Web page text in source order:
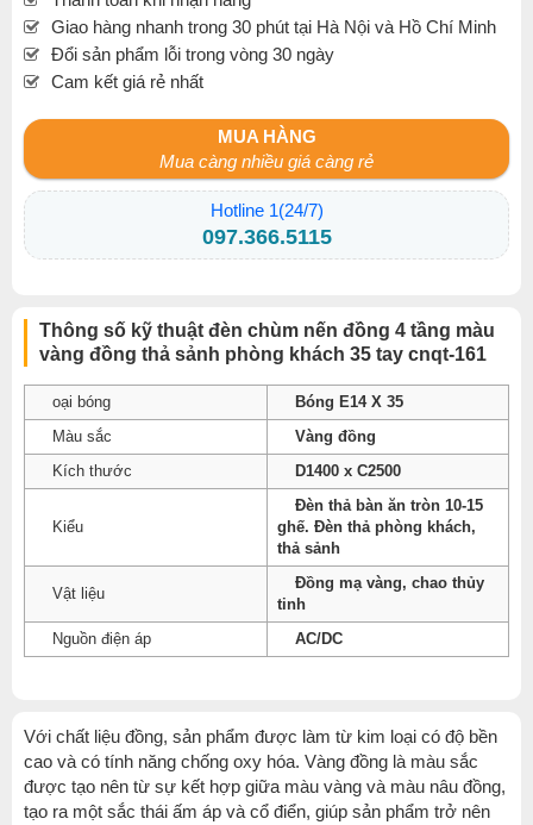
Giao hàng nhanh trong 30 phút tại Hà Nội và Hồ Chí Minh
Đổi sản phẩm lỗi trong vòng 30 ngày
Cam kết giá rẻ nhất
MUA HÀNG
Mua càng nhiều giá càng rẻ
Hotline 1(24/7)
097.366.5115
Thông số kỹ thuật đèn chùm nến đồng 4 tầng màu
vàng đồng thả sảnh phòng khách 35 tay cnqt-161
oại bóng
Bóng E14 X 35
Màu sắc
Vàng đồng
Kích thước
D1400 x C2500
Kiểu
Đèn thả bàn ăn tròn 10-15
ghế. Đèn thả phòng khách,
thả sảnh
Vật liệu
Đồng mạ vàng, chao thủy
tinh
Nguồn điện áp
AC/DC
Với chất liệu đồng, sản phẩm được làm từ kim loại có độ bền
cao và có tính năng chống oxy hóa. Vàng đồng là màu sắc
được tạo nên từ sự kết hợp giữa màu vàng và màu nâu đồng,
tạo ra một sắc thái ấm áp và cổ điển, giúp sản phẩm trở nên